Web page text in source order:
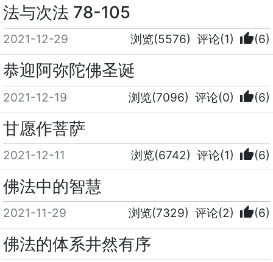
法与次法 78-105
2021-12-29 浏览(5576) 评论(1) thumb_up(6)
恭迎阿弥陀佛圣诞
2021-12-19 浏览(7096) 评论(0) thumb_up(6)
甘愿作菩萨
2021-12-11 浏览(6742) 评论(1) thumb_up(6)
佛法中的智慧
2021-11-29 浏览(7329) 评论(2) thumb_up(6)
佛法的体系井然有序